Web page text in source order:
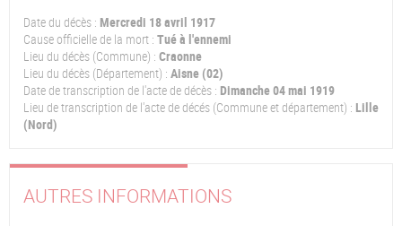
Date du décès : Mercredi 18 avril 1917
Cause officielle de la mort : Tué à l'ennemi
Lieu du décès (Commune) : Craonne
Lieu du décès (Département) : Aisne (02)
Date de transcription de l'acte de décès : Dimanche 04 mai 1919
Lieu de transcription de l'acte de décés (Commune et département) : Lille
(Nord)
AUTRES INFORMATIONS